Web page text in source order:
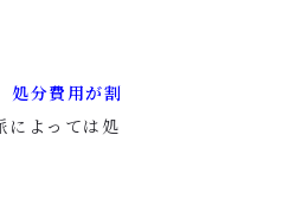
処分費用が割
によっては処